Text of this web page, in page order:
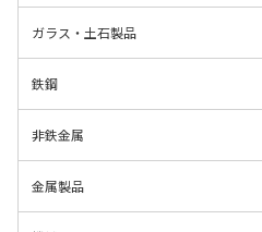
ガラス・土石製品
鉄鋼
非鉄金属
金属製品